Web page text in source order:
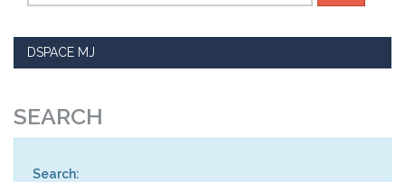
DSPACE MJ
SEARCH
Search: